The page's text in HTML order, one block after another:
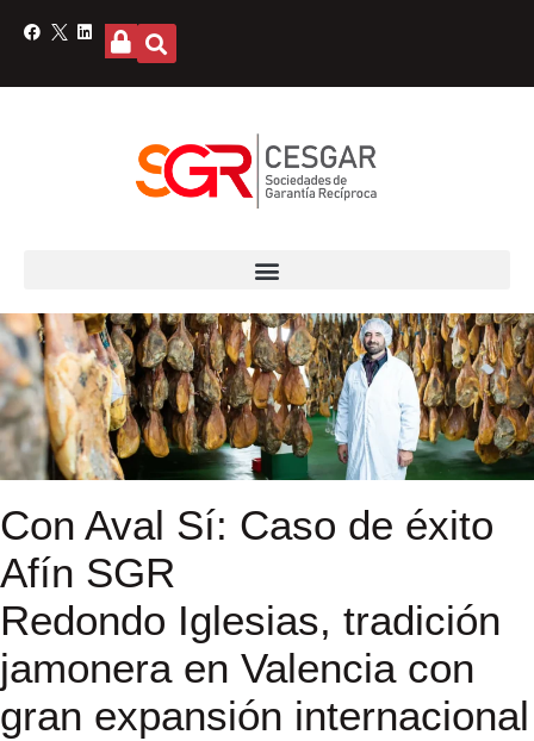
Con Aval Sí: Caso de éxito
Afín SGR
Redondo Iglesias, tradición
jamonera en Valencia con
gran expansión internacional